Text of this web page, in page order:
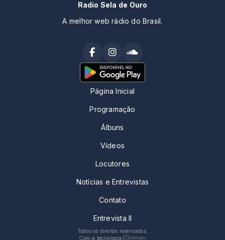
Radio Sela de Ouro
A melhor web rádio do Brasil.
Página Inicial
Programação
Álbuns
Vídeos
Locutores
Notícias e Entrevistas
Contato
Entrevista II
Todos os direitos reservados.
Com a tecnologia